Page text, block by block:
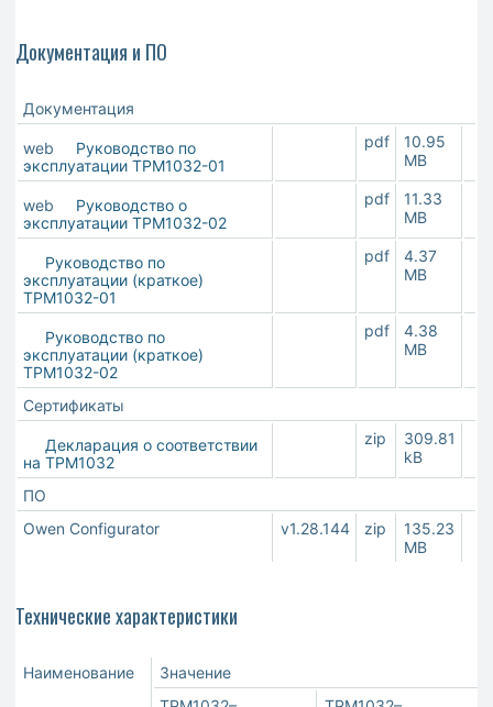
Документация и ПО
Документация
web
Руководство по
эксплуатации ТРМ1032-01
pdf
10.95
MB
web
Руководство о
эксплуатации ТРМ1032-02
pdf
11.33
MB
Руководство по
эксплуатации (краткое)
ТРМ1032-01
pdf
4.37
MB
Руководство по
эксплуатации (краткое)
ТРМ1032-02
pdf
4.38
MB
Сертификаты
Декларация о соответствии
на ТРМ1032
zip
309.81
kB
ПО
Owen Configurator
v1.28.144 zip
135.23
MB
Технические характеристики
Наименование
Значение